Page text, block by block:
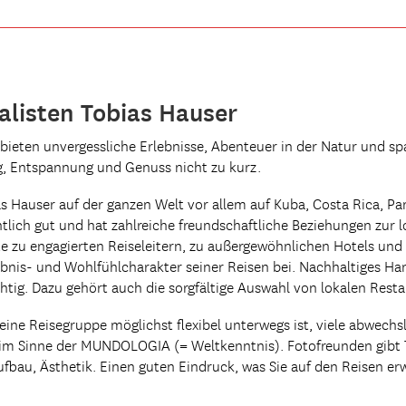
Tobias Hauser
unvergessliche Erlebnisse, Abenteuer in der Natur und
und Genuss nicht zu kurz.
auf der ganzen Welt vor allem auf Kuba, Costa Rica,
gut und hat zahlreiche freundschaftliche Beziehungen zur
zu engagierten Reiseleitern, zu außergewöhnlichen Hotels
und Wohlfühlcharakter seiner Reisen bei. Nachhaltiges
Dazu gehört auch die sorgfältige Auswahl von lokalen
Reisegruppe möglichst flexibel unterwegs ist, viele
Sinne der MUNDOLOGIA (= Weltkenntnis). Fotofreunden gibt
Ästhetik. Einen guten Eindruck, was Sie auf den Reisen